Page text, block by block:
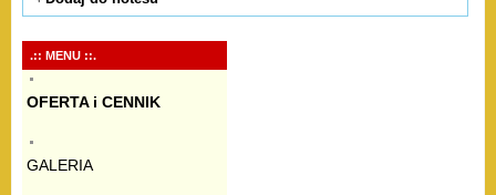
.:: MENU ::.
OFERTA i CENNIK
GALERIA